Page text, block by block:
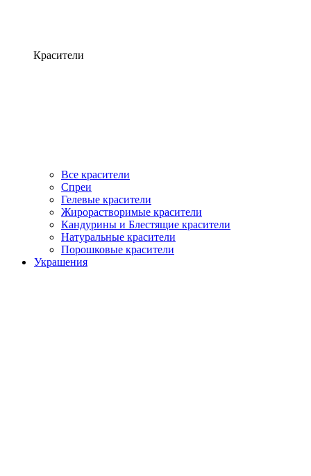
Красители
Все красители
Спреи
Гелевые красители
Жирорастворимые красители
Кандурины и Блестящие красители
Натуральные красители
Порошковые красители
Украшения